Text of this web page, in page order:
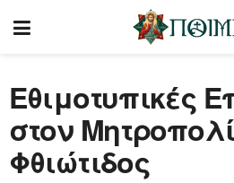
Εθιμοτυπικές
στον
Φθιώτιδος